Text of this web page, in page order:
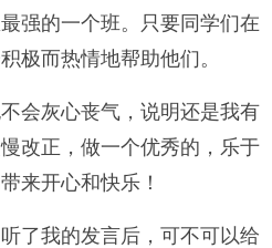
强的一个班。只要同学们在
极而热情地帮助他们。
会灰心丧气，说明还是我有
改正，做一个优秀的，乐于
来开心和快乐！
了我的发言后，可不可以给